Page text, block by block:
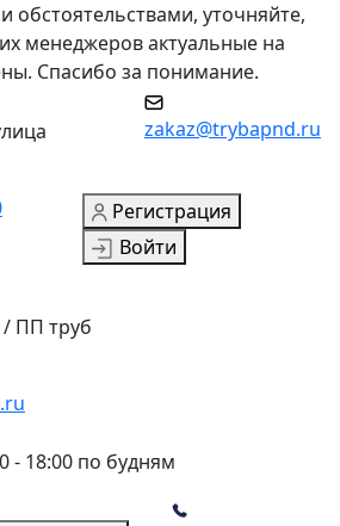
обстоятельствами, уточняйте,
менеджеров актуальные на
Спасибо за понимание.
zakaz@trybapnd.ru
Регистрация
Войти
ПП труб
- 18:00 по будням